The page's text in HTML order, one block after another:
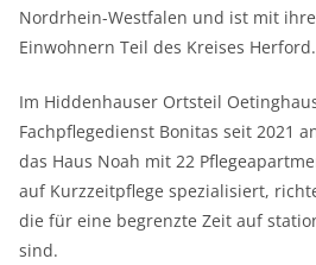
Nordrhein-Westfalen und ist mit
Einwohnern Teil des Kreises Herford.
Im Hiddenhauser Ortsteil
Fachpflegedienst Bonitas seit 2021
das Haus Noah mit 22
auf Kurzzeitpflege spezialisiert,
die für eine begrenzte Zeit auf
sind.